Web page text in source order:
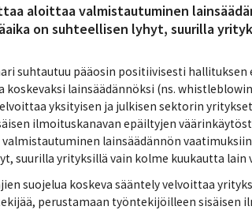
aloittaa valmistautuminen
on suhteellisen lyhyt, suurilla
suhtautuu pääosin positiivisesti hallituksen
koskevaksi lainsäädännöksi (ns.
yksityisen ja julkisen sektorin
ilmoituskanavan epäiltyjen
lainsäädännön
suurilla yrityksillä vain kolme kuukautta lain
suojelua koskeva sääntely velvoittaa
perustamaan työntekijöilleen sisäisen